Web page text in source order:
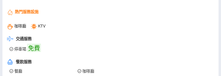
熱門服務設施
咖啡廳 KTV
交通服務
停車場 免費
餐飲服務
餐廳 咖啡廳